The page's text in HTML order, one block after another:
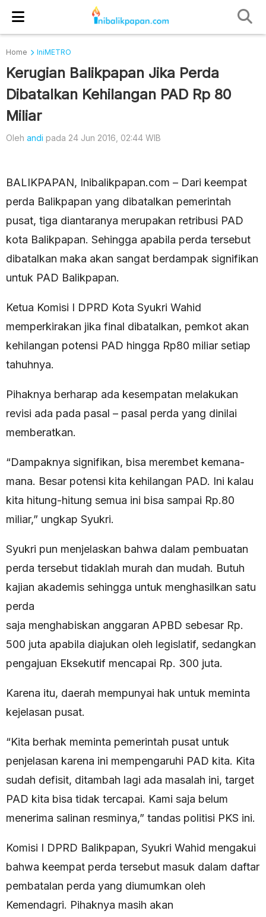
Home IniMETRO
Kerugian Balikpapan Jika Perda
Dibatalkan Kehilangan PAD Rp 80
Miliar
Oleh andi pada 24 Jun 2016, 02:44 WIB
BALIKPAPAN, Inibalikpapan.com – Dari keempat
perda Balikpapan yang dibatalkan pemerintah
pusat, tiga diantaranya merupakan retribusi PAD
kota Balikpapan. Sehingga apabila perda tersebut
dibatalkan maka akan sangat berdampak signifikan
untuk PAD Balikpapan.
Ketua Komisi I DPRD Kota Syukri Wahid
memperkirakan jika final dibatalkan, pemkot akan
kehilangan potensi PAD hingga Rp80 miliar setiap
tahuhnya.
Pihaknya berharap ada kesempatan melakukan
revisi ada pada pasal – pasal perda yang dinilai
memberatkan.
“Dampaknya signifikan, bisa merembet kemana-
mana. Besar potensi kita kehilangan PAD. Ini kalau
kita hitung-hitung semua ini bisa sampai Rp.80
miliar,” ungkap Syukri.
Syukri pun menjelaskan bahwa dalam pembuatan
perda tersebut tidaklah murah dan mudah. Butuh
kajian akademis sehingga untuk menghasilkan satu
perda
saja menghabiskan anggaran APBD sebesar Rp.
500 juta apabila diajukan oleh legislatif, sedangkan
pengajuan Eksekutif mencapai Rp. 300 juta.
Karena itu, daerah mempunyai hak untuk meminta
kejelasan pusat.
“Kita berhak meminta pemerintah pusat untuk
penjelasan karena ini mempengaruhi PAD kita. Kita
sudah defisit, ditambah lagi ada masalah ini, target
PAD kita bisa tidak tercapai. Kami saja belum
menerima salinan resminya,” tandas politisi PKS ini.
Komisi I DPRD Balikpapan, Syukri Wahid mengakui
bahwa keempat perda tersebut masuk dalam daftar
pembatalan perda yang diumumkan oleh
Kemendagri. Pihaknya masih akan